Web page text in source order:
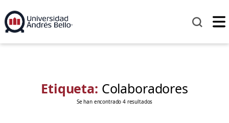
Etiqueta: Colaboradores
Se han encontrado 4 resultados